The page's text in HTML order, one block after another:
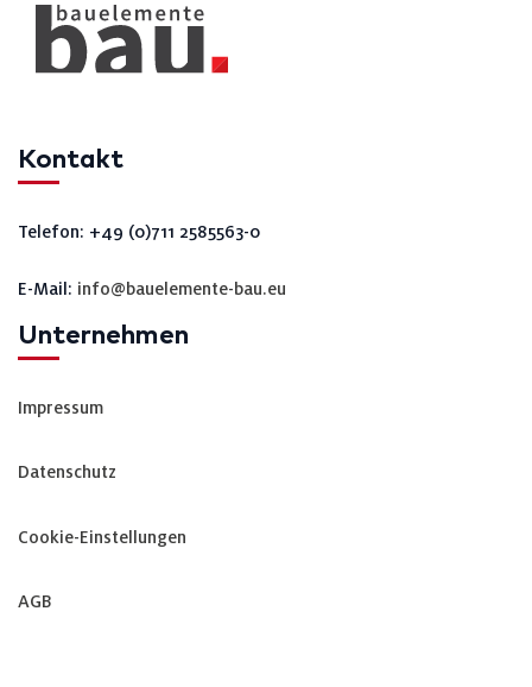
Kontakt
Telefon: +49 (0)711 2585563-0
E-Mail: info@bauelemente-bau.eu
Unternehmen
Impressum
Datenschutz
Cookie-Einstellungen
AGB